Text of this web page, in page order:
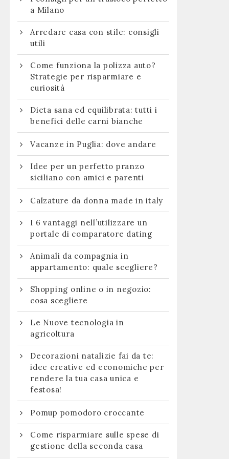
a Milano
Arredare casa con stile: consigli
utili
Come funziona la polizza auto?
Strategie per risparmiare e
curiosità
Dieta sana ed equilibrata: tutti i
benefici delle carni bianche
Vacanze in Puglia: dove andare
Idee per un perfetto pranzo
siciliano con amici e parenti
Calzature da donna made in italy
I 6 vantaggi nell’utilizzare un
portale di comparatore dating
Animali da compagnia in
appartamento: quale scegliere?
Shopping online o in negozio:
cosa scegliere
Le Nuove tecnologia in
agricoltura
Decorazioni natalizie fai da te:
idee creative ed economiche per
rendere la tua casa unica e
festosa!
Pomup pomodoro croccante
Come risparmiare sulle spese di
gestione della seconda casa